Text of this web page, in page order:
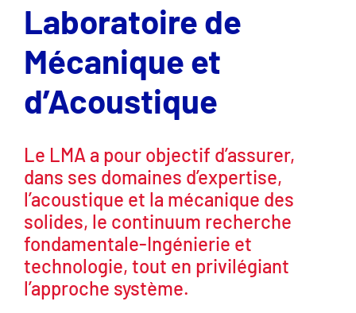
Laboratoire de
Mécanique et
d’Acoustique
Le LMA a pour objectif d’assurer,
dans ses domaines d’expertise,
l’acoustique et la mécanique des
solides, le continuum recherche
fondamentale-Ingénierie et
technologie, tout en privilégiant
l’approche système.